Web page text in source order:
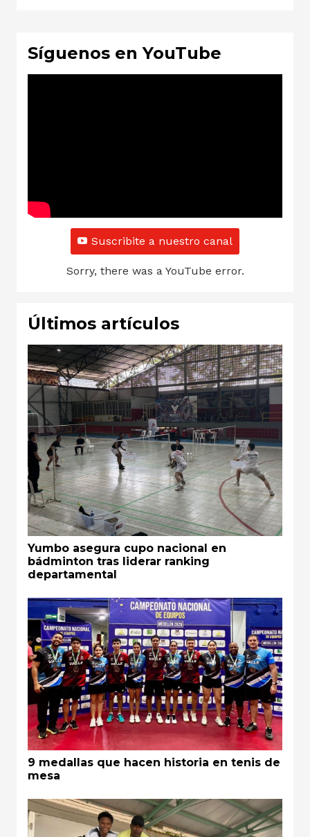
Síguenos en YouTube
Suscribite a nuestro canal
Sorry, there was a YouTube error.
Últimos artículos
Yumbo asegura cupo nacional en
bádminton tras liderar ranking
departamental
9 medallas que hacen historia en tenis de
mesa